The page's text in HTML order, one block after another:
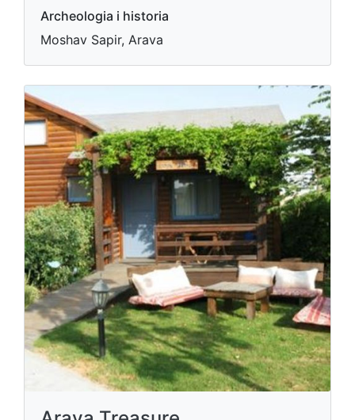
Archeologia i historia
Moshav Sapir, Arava